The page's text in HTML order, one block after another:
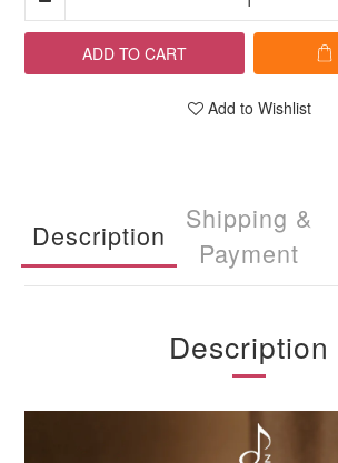
ADD TO CART
Add to Wishlist
Description
Shipping &
Payment
Description